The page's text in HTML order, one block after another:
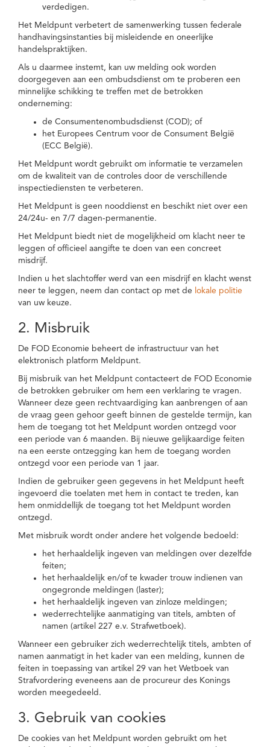
verdedigen.
Het Meldpunt verbetert de samenwerking tussen federale
handhavingsinstanties bij misleidende en oneerlijke
handelspraktijken.
Als u daarmee instemt, kan uw melding ook worden
doorgegeven aan een ombudsdienst om te proberen een
minnelijke schikking te treffen met de betrokken
onderneming:
de Consumentenombudsdienst (COD); of
het Europees Centrum voor de Consument België
(ECC België).
Het Meldpunt wordt gebruikt om informatie te verzamelen
om de kwaliteit van de controles door de verschillende
inspectiediensten te verbeteren.
Het Meldpunt is geen nooddienst en beschikt niet over een
24/24u- en 7/7 dagen-permanentie.
Het Meldpunt biedt niet de mogelijkheid om klacht neer te
leggen of officieel aangifte te doen van een concreet
misdrijf.
Indien u het slachtoffer werd van een misdrijf en klacht wenst
neer te leggen, neem dan contact op met de lokale politie
van uw keuze.
2. Misbruik
De FOD Economie beheert de infrastructuur van het
elektronisch platform Meldpunt.
Bij misbruik van het Meldpunt contacteert de FOD Economie
de betrokken gebruiker om hem een verklaring te vragen.
Wanneer deze geen rechtvaardiging kan aanbrengen of aan
de vraag geen gehoor geeft binnen de gestelde termijn, kan
hem de toegang tot het Meldpunt worden ontzegd voor
een periode van 6 maanden. Bij nieuwe gelijkaardige feiten
na een eerste ontzegging kan hem de toegang worden
ontzegd voor een periode van 1 jaar.
Indien de gebruiker geen gegevens in het Meldpunt heeft
ingevoerd die toelaten met hem in contact te treden, kan
hem onmiddellijk de toegang tot het Meldpunt worden
ontzegd.
Met misbruik wordt onder andere het volgende bedoeld:
het herhaaldelijk ingeven van meldingen over dezelfde
feiten;
het herhaaldelijk en/of te kwader trouw indienen van
ongegronde meldingen (laster);
het herhaaldelijk ingeven van zinloze meldingen;
wederrechtelijke aanmatiging van titels, ambten of
namen (artikel 227 e.v. Strafwetboek).
Wanneer een gebruiker zich wederrechtelijk titels, ambten of
namen aanmatigt in het kader van een melding, kunnen de
feiten in toepassing van artikel 29 van het Wetboek van
Strafvordering eveneens aan de procureur des Konings
worden meegedeeld.
3. Gebruik van cookies
De cookies van het Meldpunt worden gebruikt om het